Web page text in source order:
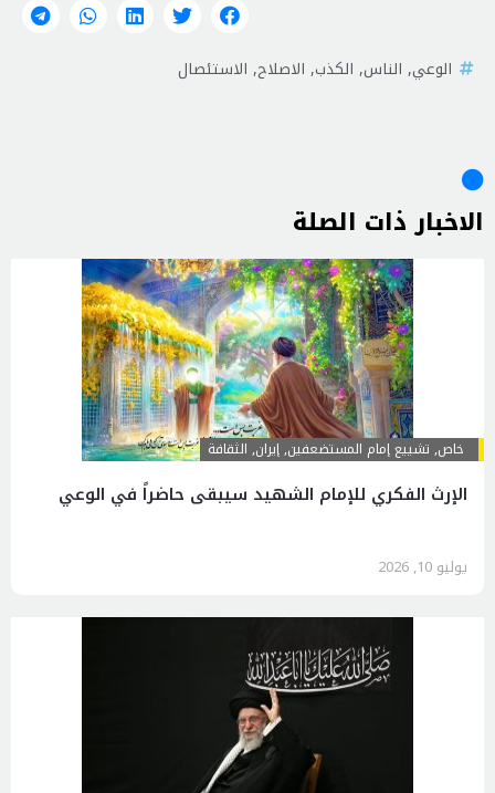
الوعي, الناس, الكذب, الاصلاح, الاستئصال
الاخبار ذات الصلة
خاص, تشييع إمام المستضعفين,إيران, الثقافة
الإرث الفكري للإمام الشهيد سيبقى حاضراً في الوعي
يوليو 10, 2026